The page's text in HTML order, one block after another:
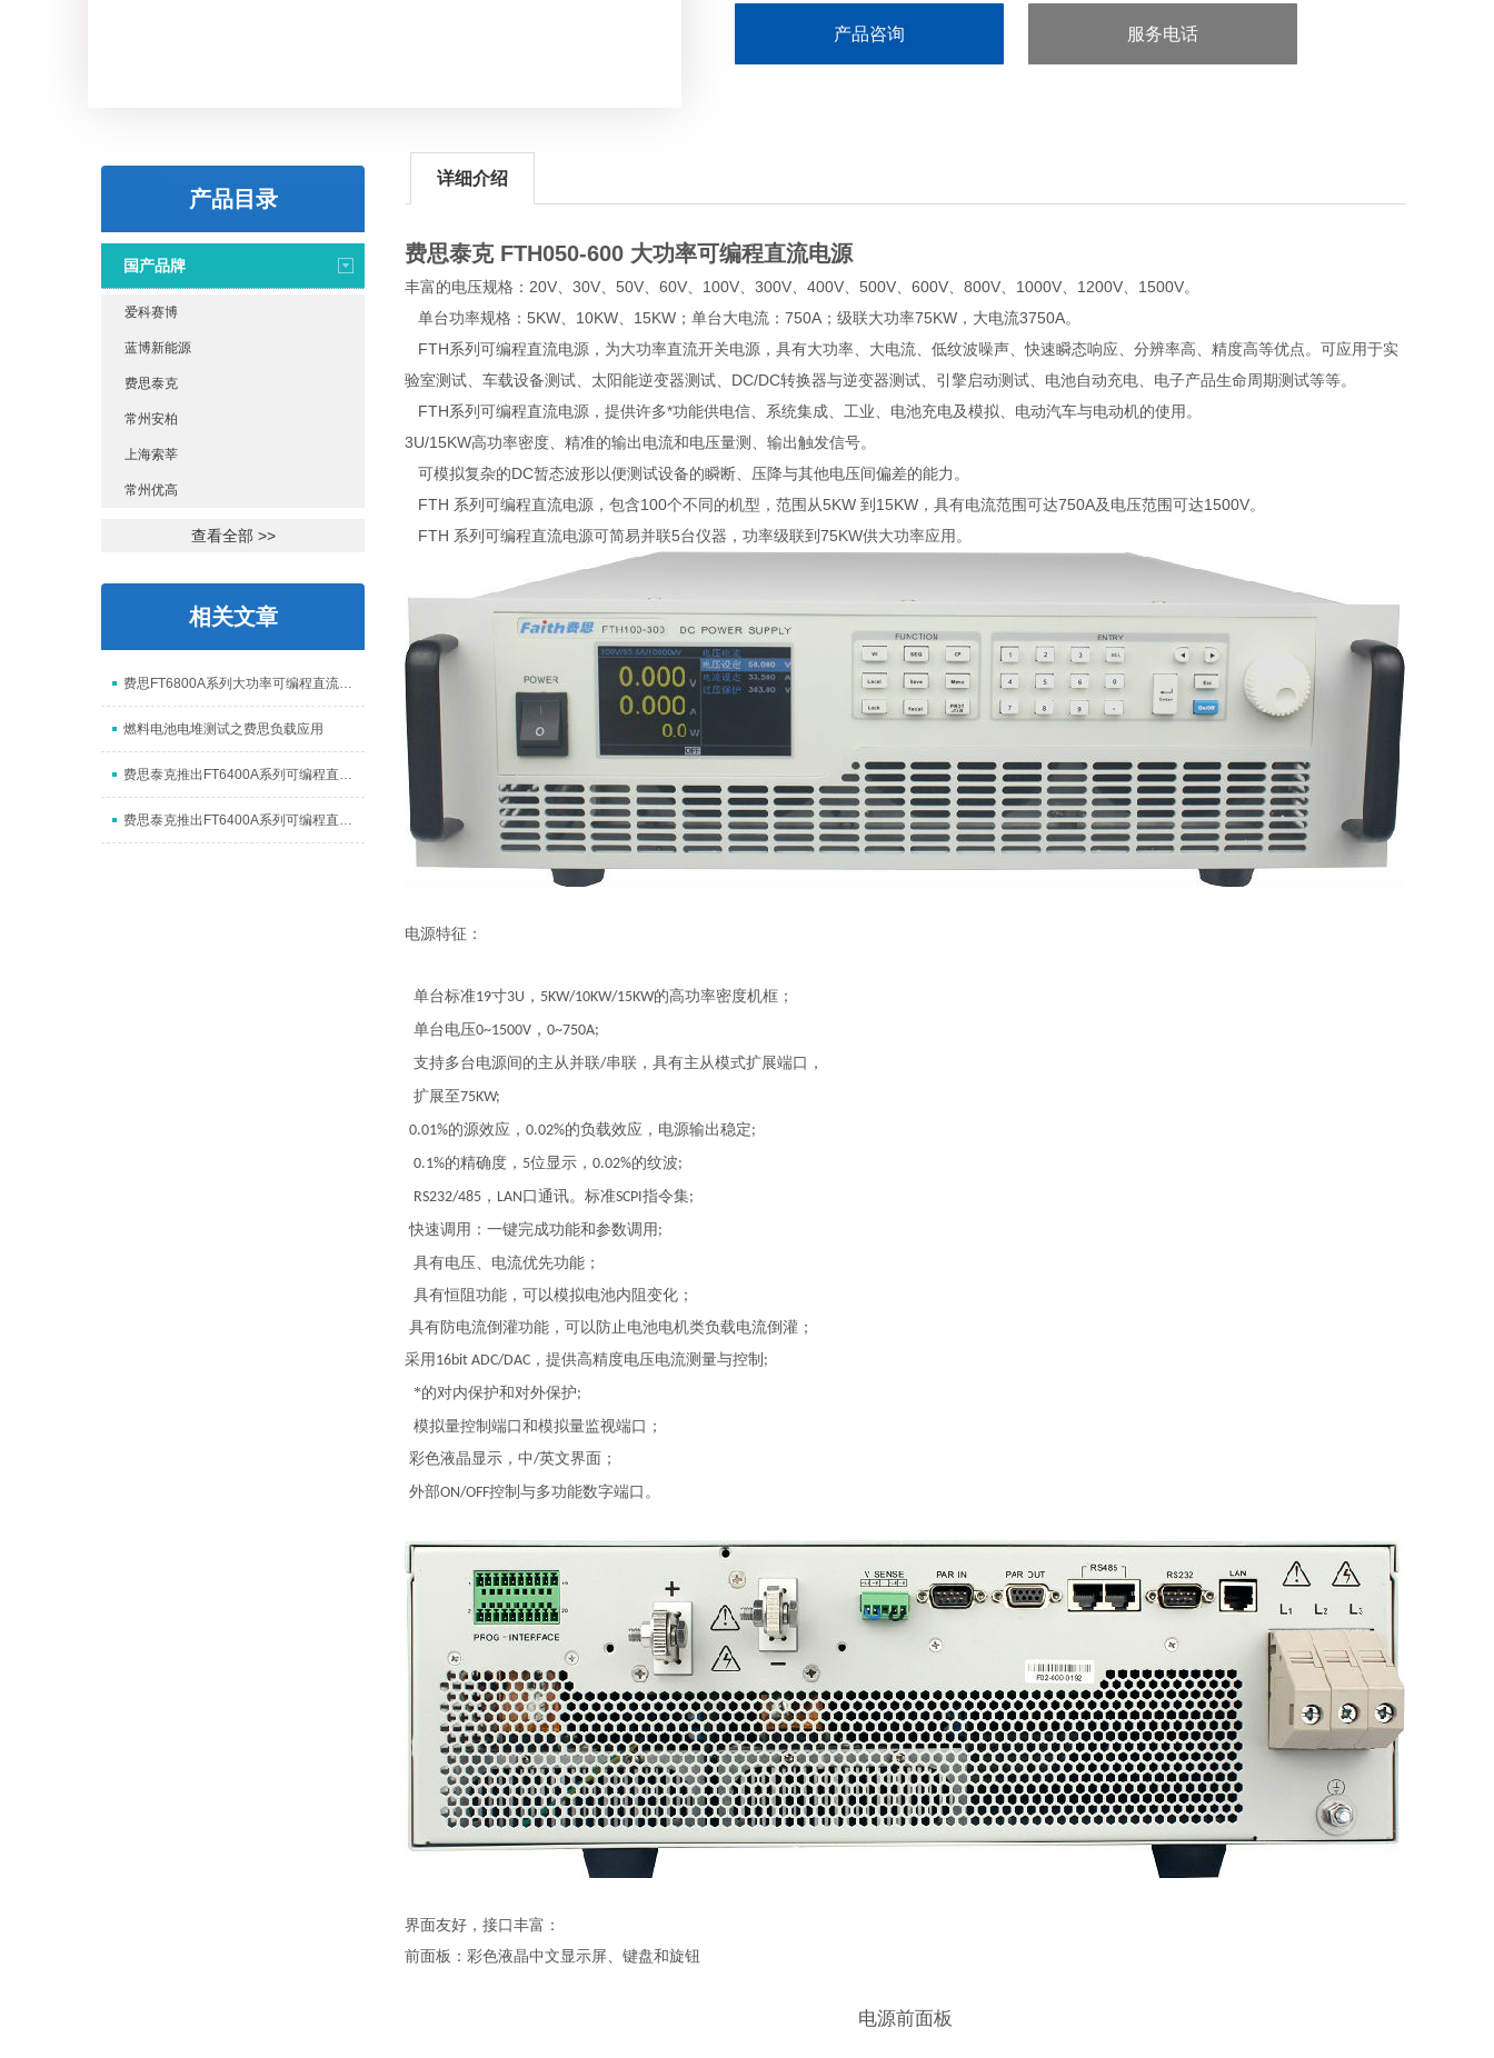
产品咨询 服务电话
产品目录
国产品牌
爱科赛博
蓝博新能源
费思泰克
常州安柏
上海索莘
常州优高
查看全部 >>
相关文章
费思FT6800A系列大功率可编程直流电子负载
燃料电池电堆测试之费思负载应用
费思泰克推出FT6400A系列可编程直流电子负载
费思泰克推出FT6400A系列可编程直流电子负载2
详细介绍
费思泰克 FTH050-600 大功率可编程直流电源
丰富的电压规格：20V、30V、50V、60V、100V、300V、400V、500V、600V、800V、1000V、1200V、1500V。
单台功率规格：5KW、10KW、15KW；单台大电流：750A；级联大功率75KW，大电流3750A。
FTH系列可编程直流电源，为大功率直流开关电源，具有大功率、大电流、低纹波噪声、快速瞬态响应、分辨率高、精度高等优点。可应用于实
验室测试、车载设备测试、太阳能逆变器测试、DC/DC转换器与逆变器测试、引擎启动测试、电池自动充电、电子产品生命周期测试等等。
FTH系列可编程直流电源，提供许多*功能供电信、系统集成、工业、电池充电及模拟、电动汽车与电动机的使用。
3U/15KW高功率密度、精准的输出电流和电压量测、输出触发信号。
可模拟复杂的DC暂态波形以便测试设备的瞬断、压降与其他电压间偏差的能力。
FTH 系列可编程直流电源，包含100个不同的机型，范围从5KW 到15KW，具有电流范围可达750A及电压范围可达1500V。
FTH 系列可编程直流电源可简易并联5台仪器，功率级联到75KW供大功率应用。
电源特征：
单台标准19寸3U ， 5KW/10KW/15KW的高功率密度机框；
单台电压0~1500V， 0~750A;
支持多台电源间的主从并联/串联，具有主从模式扩展端口，
扩展至75KW;
0.01%的源效应， 0.02%的负载效应，电源输出稳定;
0.1%的精确度， 5位显示， 0.02%的纹波;
RS232/485， LAN 口通讯。标准SCPI指令集;
快速调用：一键完成功能和参数调用 ;
具有电压、电流优先功能；
具有恒阻功能，可以模拟电池内阻变化；
具有防电流倒灌功能，可以防止电池电机类负载电流倒灌；
采用 16bit ADC/DAC，提供高精度电压电流测量与控制 ;
*的对内保护和对外保护;
模拟量控制端口和模拟量监视端口；
彩色液晶显示，中/英文界面；
外部ON/OFF控制与多功能数字端口。
界面友好，接口丰富：
前面板：彩色液晶中文显示屏、键盘和旋钮
电源前面板